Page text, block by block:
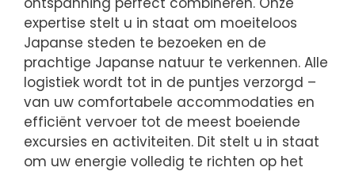
expertise stelt u in staat om moeiteloos
Japanse steden te bezoeken en de
prachtige Japanse natuur te verkennen. Alle
logistiek wordt tot in de puntjes verzorgd –
van uw comfortabele accommodaties en
efficiënt vervoer tot de meest boeiende
excursies en activiteiten. Dit stelt u in staat
om uw energie volledig te richten op het